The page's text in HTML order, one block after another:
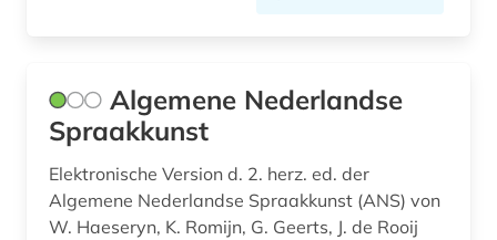
eichstätt (1)
elektronische publikation (2)
elektronische zeitschrift (8)
Algemene Nederlandse
Spraakkunst
Elektronische Version d. 2. herz. ed. der
Algemene Nederlandse Spraakkunst (ANS) von
W. Haeseryn, K. Romijn, G. Geerts, J. de Rooij